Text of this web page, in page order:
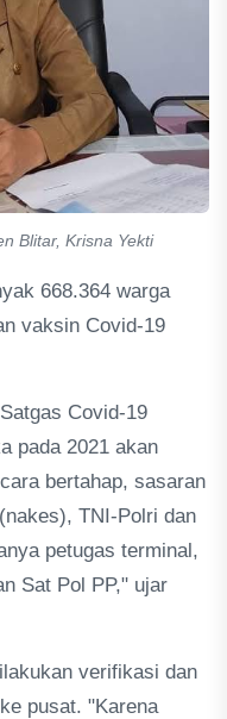
Blitar, Krisna Yekti
668.364 warga
vaksin Covid-19
Covid-19
pada 2021 akan
bertahap, sasaran
TNI-Polri dan
petugas terminal,
Sat Pol PP," ujar
verifikasi dan
pusat. "Karena